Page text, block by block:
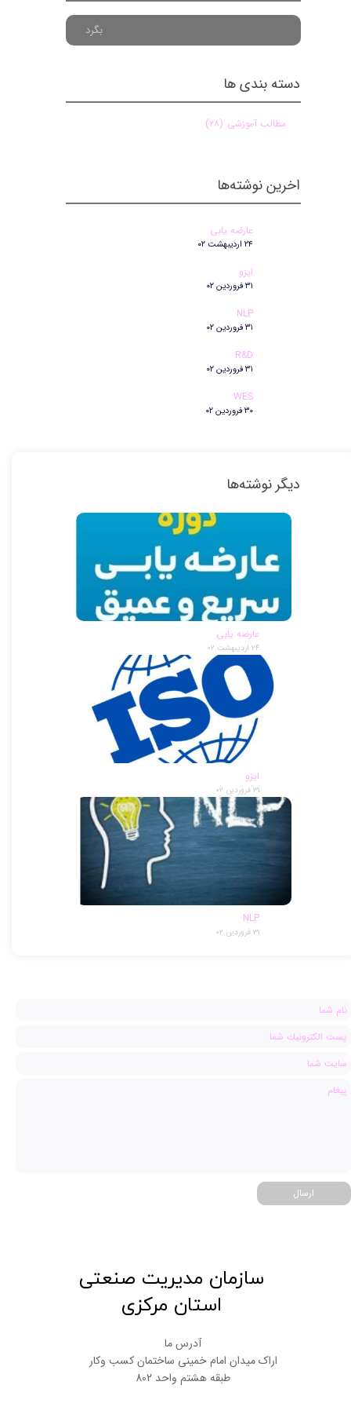
دسته بندی ها
مطالب آموزشی (۲۸)
بگرد
اخرین نوشته‌ها
عارضه یابی
۲۴ اردیبهشت ۰۲
ایزو
۳۱ فروردین ۰۲
NLP
۳۱ فروردین ۰۲
R&D
۳۱ فروردین ۰۲
WES
۳۰ فروردین ۰۲
دیگر نوشته‌ها
عارضه یابی
۲۴ اردیبهشت ۰۲
ایزو
۳۱ فروردین ۰۲
NLP
۳۱ فروردین ۰۲
ارسال
​سازمان مدیریت صنعتی
استان مرکزی
آدرس ما
اراک میدان امام خمینی ساختمان کسب وکار
طبقه هشتم واحد 802